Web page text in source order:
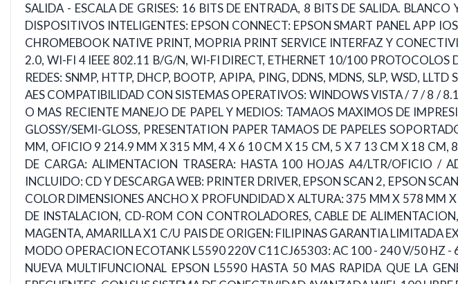
SALIDA - ESCALA DE GRISES: 16 BITS DE ENTRADA, 8 BITS DE SALIDA.
DISPOSITIVOS INTELIGENTES: EPSON CONNECT: EPSON SMART PANEL APP
CHROMEBOOK NATIVE PRINT, MOPRIA PRINT SERVICE INTERFAZ Y
2.0, WI-FI 4 IEEE 802.11 B/G/N, WI-FI DIRECT, ETHERNET 10/100 PROTOCOLOS
REDES: SNMP, HTTP, DHCP, BOOTP, APIPA, PING, DDNS, MDNS, SLP, WSD,
AES COMPATIBILIDAD CON SISTEMAS OPERATIVOS: WINDOWS VISTA / 7 / 8 /
O MAS RECIENTE MANEJO DE PAPEL Y MEDIOS: TAMAOS MAXIMOS DE
GLOSSY/SEMI-GLOSS, PRESENTATION PAPER TAMAOS DE PAPELES
MM, OFICIO 9 214.9 MM X 315 MM, 4 X 6 10 CM X 15 CM, 5 X 7 13 CM X 18 CM,
DE CARGA: ALIMENTACION TRASERA: HASTA 100 HOJAS A4/LTR/OFICIO /
INCLUIDO: CD Y DESCARGA WEB: PRINTER DRIVER, EPSON SCAN 2, EPSON
COLOR DIMENSIONES ANCHO X PROFUNDIDAD X ALTURA: 375 MM X 578 MM
DE INSTALACION, CD-ROM CON CONTROLADORES, CABLE DE
MAGENTA, AMARILLA X1 C/U PAIS DE ORIGEN: FILIPINAS GARANTIA LIMITADA
MODO OPERACION ECOTANK L5590 220V C11CJ65303: AC 100 - 240 V/50 HZ -
NUEVA MULTIFUNCIONAL EPSON L5590 HASTA 50 MAS RAPIDA QUE LA